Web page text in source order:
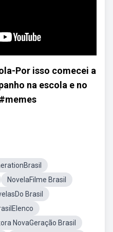
Por isso comecei a
na escola e no
NovelaFilme Brasil
Brasil
NovaGeração Brasil